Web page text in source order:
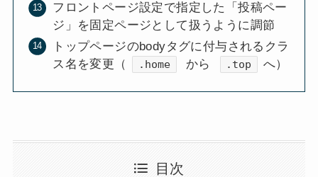
フロントページ設定で指定した「投稿ペー
ジ」を固定ページとして扱うように調節
トップページのbodyタグに付与されるクラ
ス名を変更（
.home から .top へ）
目次